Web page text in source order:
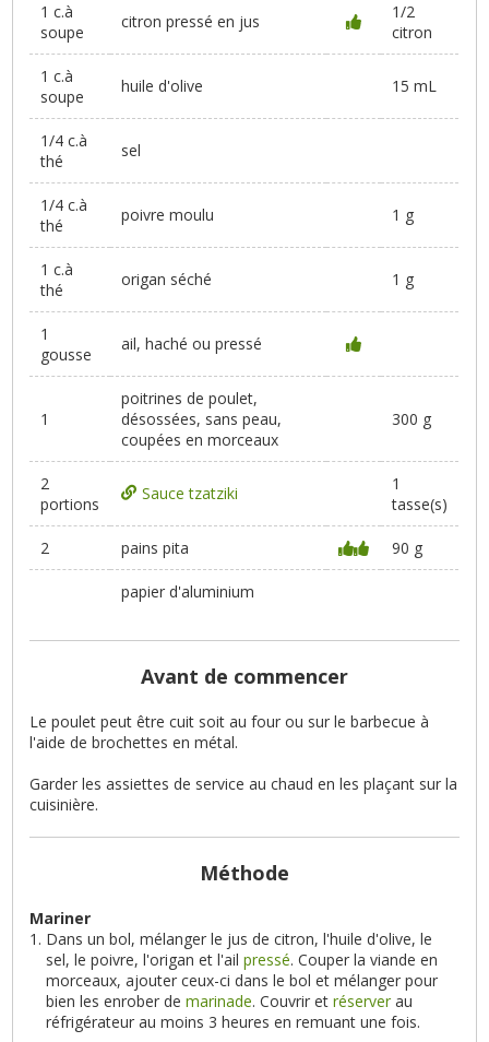
1 c.à
soupe
citron pressé en jus
1/2
citron
1 c.à
soupe
huile d'olive 15 mL
1/4 c.à
thé
sel
1/4 c.à
thé
poivre moulu 1 g
1 c.à
thé
origan séché 1 g
1
gousse
ail, haché ou pressé
1
poitrines de poulet,
désossées, sans peau,
coupées en morceaux
300 g
2
portions
Sauce tzatziki
1
tasse(s)
2 pains pita 90 g
papier d'aluminium
Avant de commencer
Le poulet peut être cuit soit au four ou sur le barbecue à
l'aide de brochettes en métal.
Garder les assiettes de service au chaud en les plaçant sur la
cuisinière.
Méthode
Mariner
Dans un bol, mélanger le jus de citron, l'huile d'olive, le
sel, le poivre, l'origan et l'ailpressé. Couper la viande en
morceaux, ajouter ceux-ci dans le bol et mélanger pour
bien les enrober demarinade. Couvrir etréserver au
réfrigérateur au moins 3 heures en remuant une fois.